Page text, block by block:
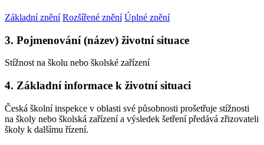
Základní znění Rozšířené znění Úplné znění
3. Pojmenování (název) životní situace
Stížnost na školu nebo školské zařízení
4. Základní informace k životní situaci
Česká školní inspekce v oblasti své působnosti prošetřuje stížnosti
na školy nebo školská zařízení a výsledek šetření předává zřizovateli
školy k dalšímu řízení.